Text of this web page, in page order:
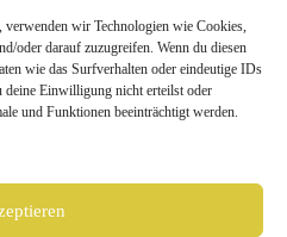
wir Technologien wie Cookies,
oder darauf zuzugreifen. Wenn du diesen
wie das Surfverhalten oder eindeutige IDs
deine Einwilligung nicht erteilst oder
und Funktionen beeinträchtigt werden.
Klepp.
vorbehalten.
by